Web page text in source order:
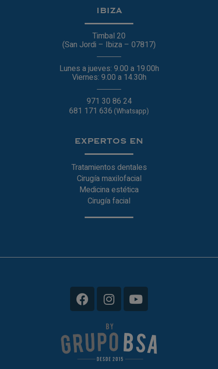
IBIZA
Timbal 20
(San Jordi – Ibiza – 07817)
Lunes a jueves: 9.00 a 19.00h
Viernes: 9.00 a 14.30h
971 30 86 24
681 171 636(Whatsapp)
EXPERTOS EN
Tratamientos dentales
Cirugía maxilofacial
Medicina estética
Cirugía facial